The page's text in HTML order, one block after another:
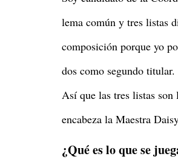
lema común y tres listas
composición porque yo
dos como segundo titular.
Así que las tres listas
encabeza la Maestra
¿Qué es lo que se